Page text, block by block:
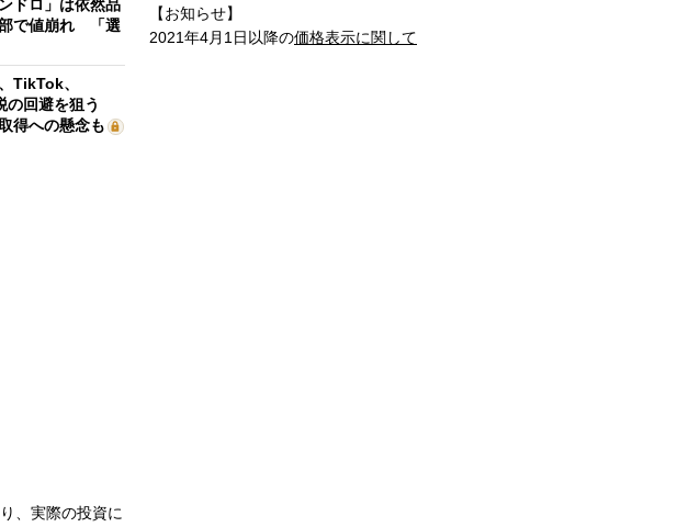
ドロ」は依然品
部で値崩れ 「選
TikTok、
の回避を狙う
得への懸念も
、実際の投資に
【お知らせ】
2021年4月1日以降の価格表示に関して